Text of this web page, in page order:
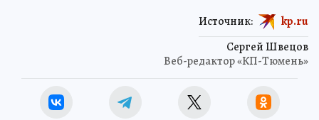
Сергей Швецов
Веб-редактор «КП-Тюмень»
Источник: kp.ru